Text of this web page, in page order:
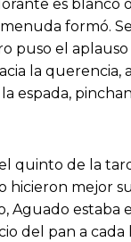
es blanco
formó.
puso el
la
espada,
quinto de la
hicieron mejor
Aguado estaba
del pan a